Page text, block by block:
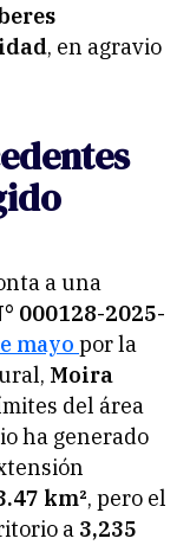
, en agravio
a una
000128-2025-
mayo por la
Moira
del área
ha generado
km², pero el
a 3,235